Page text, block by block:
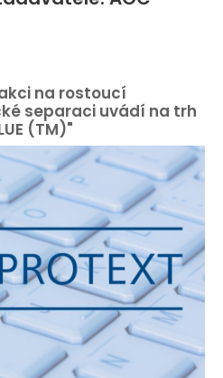
na rostoucí
separaci uvádí na trh
(TM)"